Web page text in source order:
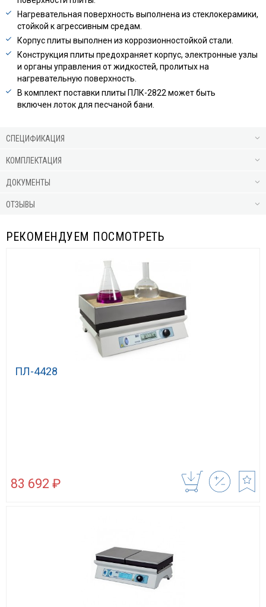
Нагревательная поверхность выполнена из стеклокерамики,
стойкой к агрессивным средам.
Корпус плиты выполнен из коррозионностойкой стали.
Конструкция плиты предохраняет корпус, электронные узлы
и органы управления от жидкостей, пролитых на
нагревательную поверхность.
В комплект поставки плиты ПЛК-2822 может быть
включен лоток для песчаной бани.
СПЕЦИФИКАЦИЯ
КОМПЛЕКТАЦИЯ
ДОКУМЕНТЫ
ОТЗЫВЫ
РЕКОМЕНДУЕМ ПОСМОТРЕТЬ
ПЛ-4428
83 692 ₽